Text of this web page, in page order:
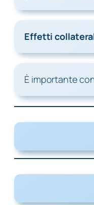
Effetti
È importante